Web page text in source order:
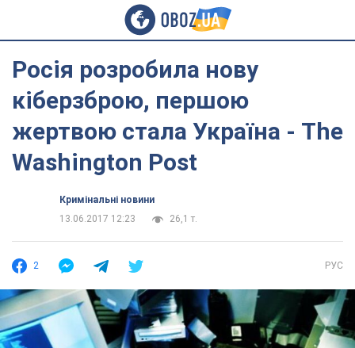
Росія розробила нову
кіберзброю, першою
жертвою стала Україна - The
Washington Post
Кримінальні новини
13.06.2017 12:23
26,1 т.
2 РУС